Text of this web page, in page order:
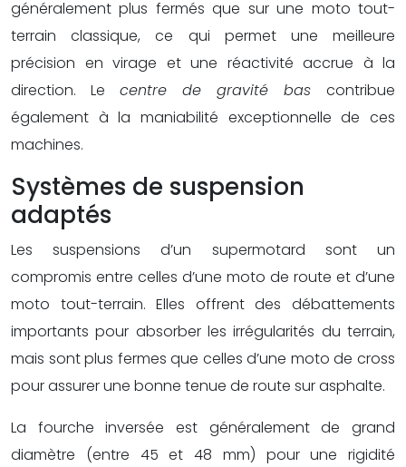
généralement plus fermés que sur une moto tout-
terrain classique, ce qui permet une meilleure
précision en virage et une réactivité accrue à la
direction. Le centre de gravité bas contribue
également à la maniabilité exceptionnelle de ces
machines.
Systèmes de suspension
adaptés
Les suspensions d’un supermotard sont un
compromis entre celles d’une moto de route et d’une
moto tout-terrain. Elles offrent des débattements
importants pour absorber les irrégularités du terrain,
mais sont plus fermes que celles d’une moto de cross
pour assurer une bonne tenue de route sur asphalte.
La fourche inversée est généralement de grand
diamètre (entre 45 et 48 mm) pour une rigidité